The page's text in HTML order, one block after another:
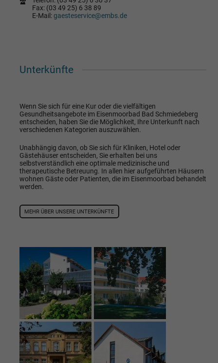
Fax: (03 49 25) 6 38 89
E-Mail:gaesteservice@embs.de
Unterkünfte
Wenn Sie sich für eine Kur oder die vielfältigen
Gesundheitsangebote im Eisenmoorbad Bad Schmiedeberg
entscheiden, haben Sie die Möglichkeit, Ihre Unterkunft nach
verschiedenen Kategorien auszuwählen.
Unabhängig davon, ob Sie sich für Kliniken, Hotel oder
Gästehäuser entscheiden, Sie erhalten bei uns
selbstverständlich eine optimale medizinische und
therapeutische Betreuung. In allen hier aufgeführten Häusern
wohnen Gäste oder Patienten, die im Eisenmoorbad behandelt
werden.
MEHR ÜBER UNSERE UNTERKÜNFTE